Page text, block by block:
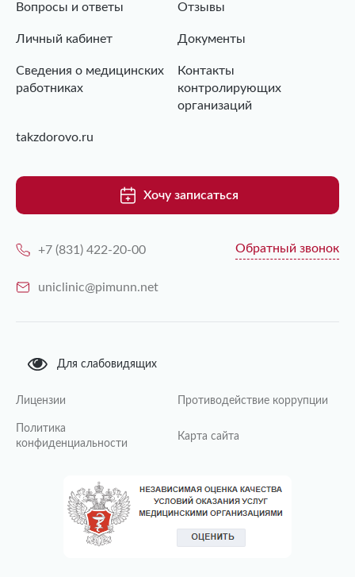
Вопросы и ответы Отзывы
Личный кабинет Документы
Сведения о медицинских
работниках
Контакты
контролирующих
организаций
takzdorovo.ru
Хочу записаться
+7 (831) 422-20-00 Обратный звонок
uniclinic@pimunn.net
Для слабовидящих
Лицензии Противодействие коррупции
Политика
конфиденциальности
Карта сайта